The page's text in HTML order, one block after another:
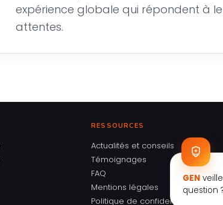
expérience globale qui répondent à
attentes.
RESSOURCES
Actualités et conseils
Témoignages
FAQ
Mentions légales
Politique de confidentialité
GEN
question